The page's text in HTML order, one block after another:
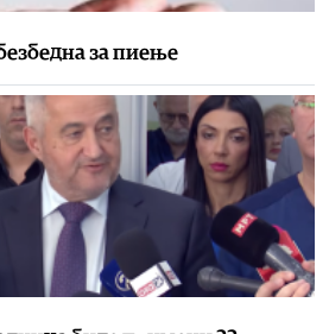
за пиење